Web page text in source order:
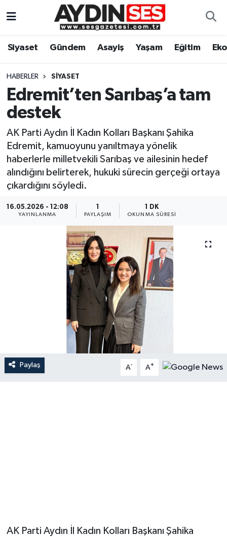
Siyaset Gündem Asayiş Yaşam Eğitim
HABERLER SIYASET
Edremit’ten Sarıbaş’a tam
destek
AK Parti Aydın İl Kadın Kolları Başkanı Şahika
Edremit, kamuoyunu yanıltmaya yönelik
haberlerle milletvekili Sarıbaş ve ailesinin hedef
alındığını belirterek, hukuki sürecin gerçeği ortaya
çıkardığını söyledi.
16.05.2026 - 12:08
YAYINLANMA PAYLAŞIM
1 DK
OKUNMA SÜRESI
Paylaş A- A+
AK Parti Aydın İl Kadın Kolları Başkanı Şahika
Gündem
Siyaset
Ekonomi
Yaşam
Eğitim
Kültür Sanat
Aydın Hava Durumu
Aydin Namaz Vakitleri
Aydın Trafik Yoğunluk Haritası
Süper Lig Puan Durumu ve Fikstür
Tüm Manşetler
Son Dakika Haberleri
Haber Arşivi